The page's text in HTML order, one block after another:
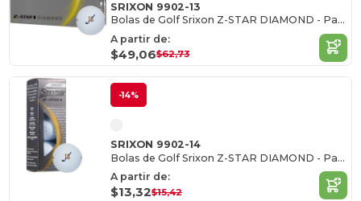
SRIXON 9902-13
Bolas de Golf Srixon Z-STAR DIAMOND - Paquete de 12
A partir de:
$49,06$62,73
-14%
SRIXON 9902-14
Bolas de Golf Srixon Z-STAR DIAMOND - Paquete de 3
A partir de:
$13,32$15,42